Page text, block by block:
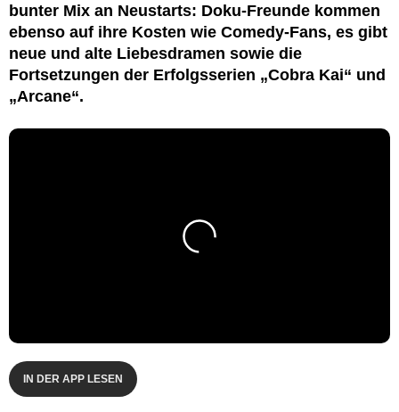
bunter Mix an Neustarts: Doku-Freunde kommen
ebenso auf ihre Kosten wie Comedy-Fans, es gibt
neue und alte Liebesdramen sowie die
Fortsetzungen der Erfolgsserien „Cobra Kai“ und
„Arcane“.
IN DER APP LESEN